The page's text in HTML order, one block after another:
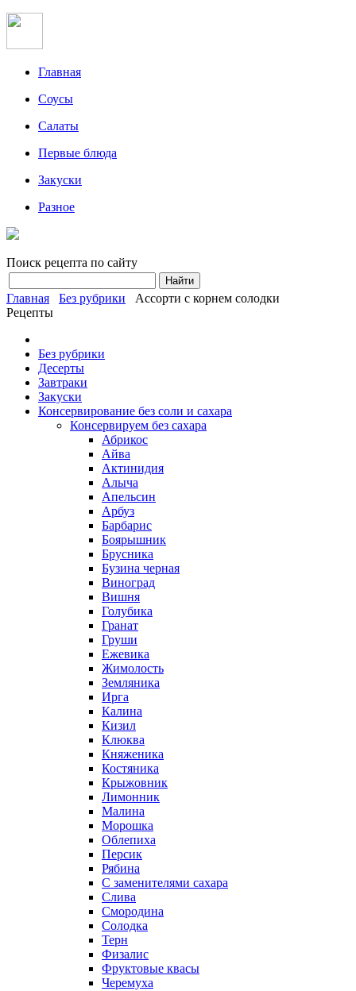
Главная
Соусы
Салаты
Первые блюда
Закуски
Разное
Поиск рецепта по сайту
Главная Без рубрики
Ассорти с корнем солодки
Рецепты
Без рубрики
Десерты
Завтраки
Закуски
Консервирование без соли и сахара
Консервируем без сахара
Абрикос
Айва
Актинидия
Алыча
Апельсин
Арбуз
Барбарис
Боярышник
Брусника
Бузина черная
Виноград
Вишня
Голубика
Гранат
Груши
Ежевика
Жимолость
Земляника
Ирга
Калина
Кизил
Клюква
Княженика
Костяника
Крыжовник
Лимонник
Малина
Морошка
Облепиха
Персик
Рябина
С заменителями сахара
Слива
Смородина
Солодка
Терн
Физалис
Фруктовые квасы
Черемуха